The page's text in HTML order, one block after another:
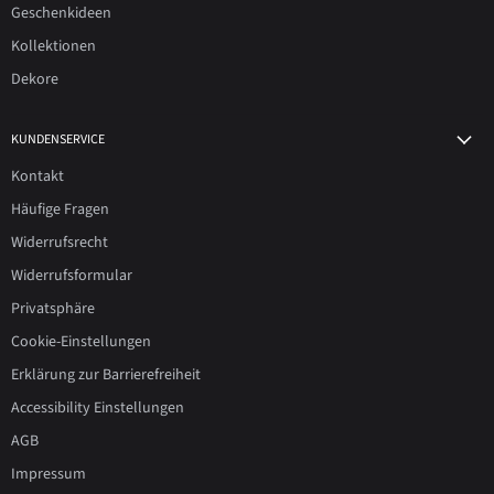
Geschenkideen
Kollektionen
Dekore
KUNDENSERVICE
Kontakt
Häufige Fragen
Widerrufsrecht
Widerrufsformular
Privatsphäre
Cookie-Einstellungen
Erklärung zur Barrierefreiheit
Accessibility Einstellungen
AGB
Impressum